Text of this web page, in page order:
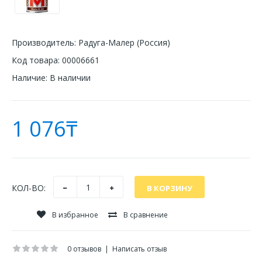
Производитель: Радуга-Малер (Россия)
Код товара: 00006661
Наличие: В наличии
1 076₸
КОЛ-ВО:
В избранное В сравнение
0 отзывов | Написать отзыв